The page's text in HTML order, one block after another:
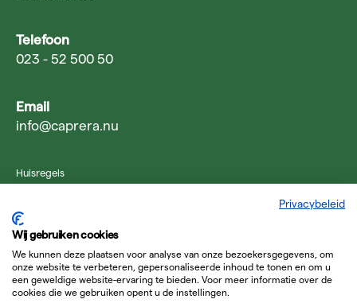
Telefoon
023 - 52 500 50
Email
info@caprera.nu
Huisregels
Privacy verklaring
Website door The Pack
Privacybeleid
Wij gebruiken cookies
We kunnen deze plaatsen voor analyse van onze bezoekersgegevens, om
onze website te verbeteren, gepersonaliseerde inhoud te tonen en om u
een geweldige website-ervaring te bieden. Voor meer informatie over de
cookies die we gebruiken opent u de instellingen.